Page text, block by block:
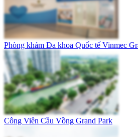
Phòng khám Đa khoa Quốc tế Vinmec
Công Viên Cầu Vồng Grand Park